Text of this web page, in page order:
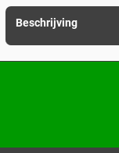
Beschrijving